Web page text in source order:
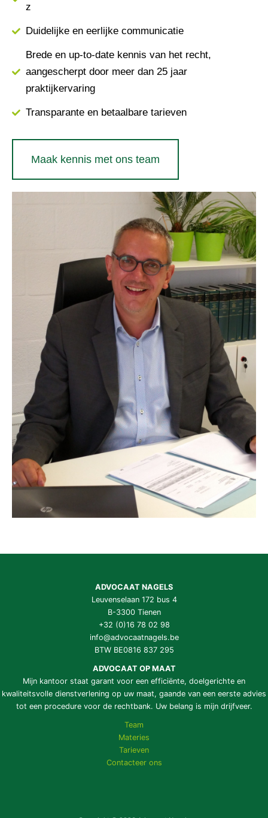
z
Duidelijke en eerlijke communicatie
Brede en up-to-date kennis van het recht,
aangescherpt door meer dan 25 jaar
praktijkervaring
Transparante en betaalbare tarieven
Maak kennis met ons team
ADVOCAAT NAGELS
Leuvenselaan 172 bus 4
B-3300 Tienen
+32 (0)16 78 02 98
info@advocaatnagels.be
BTW BE0816 837 295
ADVOCAAT OP MAAT
Mijn kantoor staat garant voor een efficiënte, doelgerichte en
kwaliteitsvolle dienstverlening op uw maat, gaande van een eerste advies
tot een procedure voor de rechtbank. Uw belang is mijn drijfveer.
Team
Materies
Tarieven
Contacteer ons